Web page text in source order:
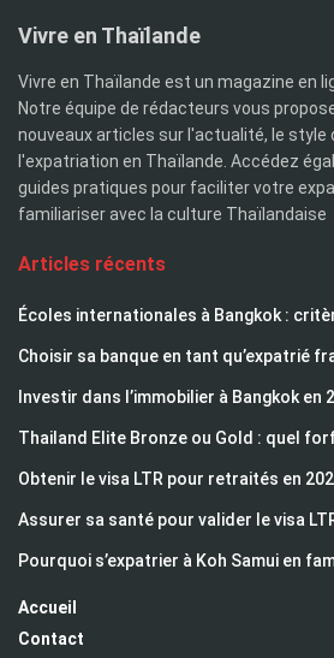
Vivre en Thaïlande
Vivre en Thaïlande est un magazine en
Notre équipe de rédacteurs vous
nouveaux articles sur l'actualité, le style
l'expatriation en Thaïlande. Accédez
guides pratiques pour faciliter votre
familiariser avec la culture Thaïlandaise
Articles récents
Écoles internationales à Bangkok :
Choisir sa banque en tant qu’expatrié
Investir dans l’immobilier à Bangkok en
Thailand Elite Bronze ou Gold : quel
Obtenir le visa LTR pour retraités en
Assurer sa santé pour valider le visa
Pourquoi s’expatrier à Koh Samui en
Accueil
Contact